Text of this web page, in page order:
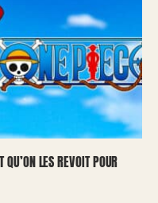
LES REVOIT POUR